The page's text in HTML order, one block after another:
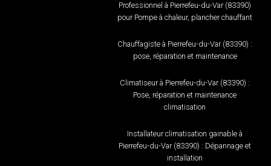
Professionnel à Pierrefeu-du-Var (83390)
pour Pompe à chaleur, plancher chauffant
Chauffagiste à Pierrefeu-du-Var (83390) :
pose, réparation et maintenance
Climatiseur à Pierrefeu-du-Var (83390) :
Pose, réparation et maintenance
climatisation
Installateur climatisation gainable à
Pierrefeu-du-Var (83390) : Dépannage et
installation